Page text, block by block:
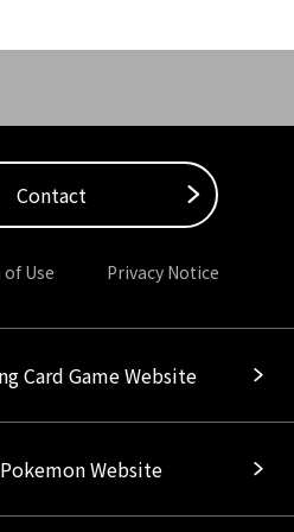
Contact
Use Privacy Notice
Card Game Website
Website